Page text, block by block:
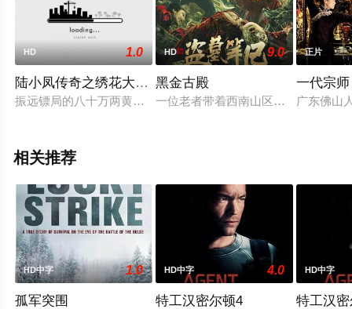
HD 1.0
陆小凤传奇之绣花大盗1978国语
振远镖局的八十万两黄金无故被劫，六扇门总捕头金九龄（凌云
HD 9.0
黑金古殿
一位老者带着西南山区发生的诡事，
正片
一代宗
广东佛山
相关推荐
HD中字 1.0
孤军突围
HD中字 4.0
特工汉密尔顿4
HD中字
特工汉